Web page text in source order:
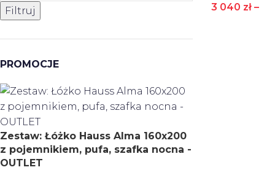
Filtruj
PROMOCJE
Zestaw: Łóżko Hauss Alma 160x200
z pojemnikiem, pufa, szafka nocna -
OUTLET
3 040 zł –